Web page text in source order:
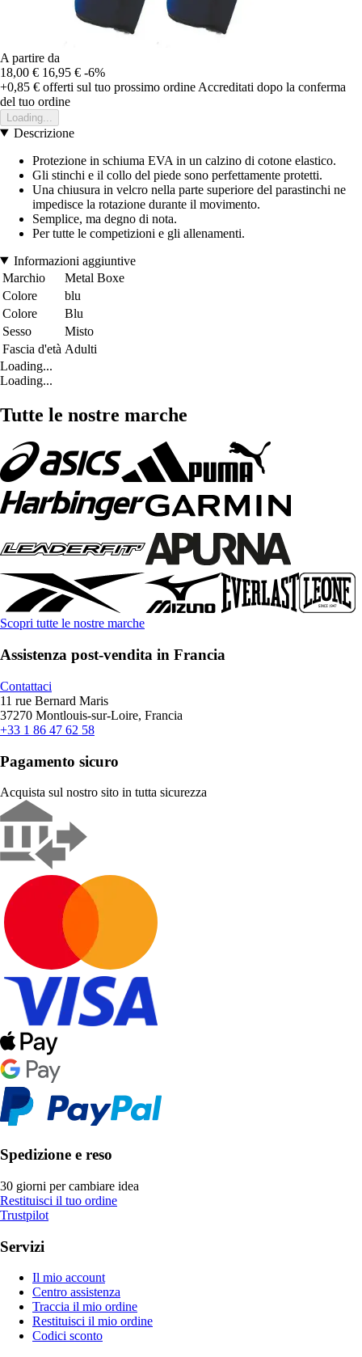
A partire da
18,00 € 16,95 € -6%
+0,85 € offerti sul tuo prossimo ordine Accreditati dopo la conferma
del tuo ordine
Loading...
Descrizione
Protezione in schiuma EVA in un calzino di cotone elastico.
Gli stinchi e il collo del piede sono perfettamente protetti.
Una chiusura in velcro nella parte superiore del parastinchi ne
impedisce la rotazione durante il movimento.
Semplice, ma degno di nota.
Per tutte le competizioni e gli allenamenti.
Informazioni aggiuntive
Marchio
Metal Boxe
Colore
blu
Colore
Blu
Sesso
Misto
Fascia d'età Adulti
Loading...
Loading...
Tutte le nostre marche
Scopri tutte le nostre marche
Assistenza post-vendita in Francia
Contattaci
11 rue Bernard Maris
37270 Montlouis-sur-Loire, Francia
+33 1 86 47 62 58
Pagamento sicuro
Acquista sul nostro sito in tutta sicurezza
Spedizione e reso
30 giorni per cambiare idea
Restituisci il tuo ordine
Trustpilot
Servizi
Il mio account
Centro assistenza
Traccia il mio ordine
Restituisci il mio ordine
Codici sconto